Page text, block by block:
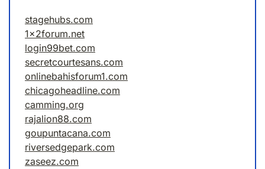
stagehubs.com
1x2forum.net
login99bet.com
secretcourtesans.com
onlinebahisforum1.com
chicagoheadline.com
camming.org
rajalion88.com
goupuntacana.com
riversedgepark.com
zaseez.com